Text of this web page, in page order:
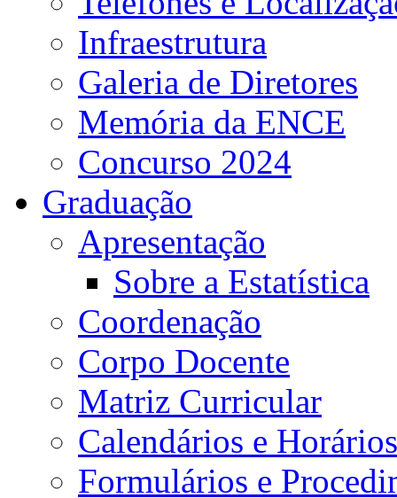
Infraestrutura
Galeria de Diretores
Memória da ENCE
Concurso 2024
Graduação
Apresentação
Sobre a Estatística
Coordenação
Corpo Docente
Matriz Curricular
Calendários e Horários
Formulários e